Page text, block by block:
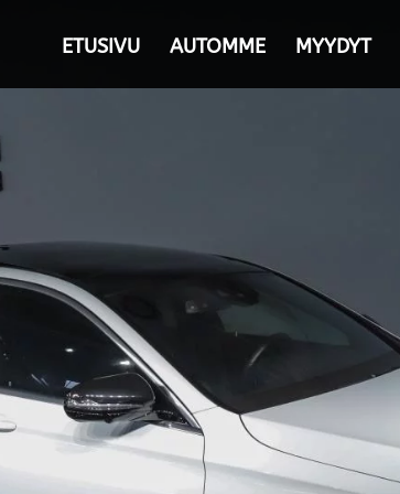
ETUSIVU AUTOMME MYYDYT